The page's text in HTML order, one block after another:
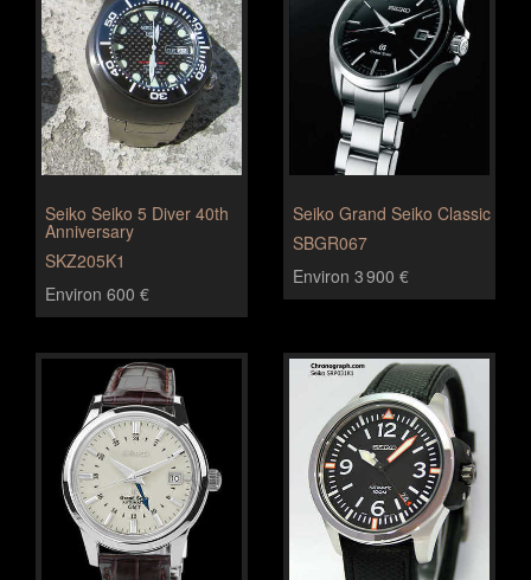
Seiko Seiko 5 Diver 40th
Anniversary
SKZ205K1
Environ 600 €
Seiko Grand Seiko Classic
SBGR067
Environ 3 900 €